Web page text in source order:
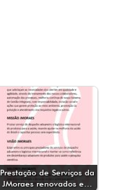
Prestação de Serviços da
JMoraes renovados e…